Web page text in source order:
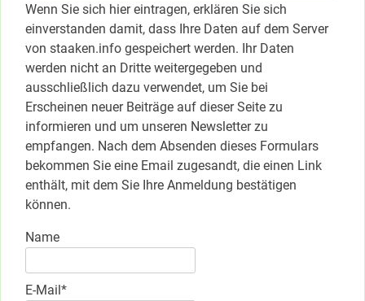
Wenn Sie sich hier eintragen, erklären Sie sich
einverstanden damit, dass Ihre Daten auf dem Server
von staaken.info gespeichert werden. Ihr Daten
werden nicht an Dritte weitergegeben und
ausschließlich dazu verwendet, um Sie bei
Erscheinen neuer Beiträge auf dieser Seite zu
informieren und um unseren Newsletter zu
empfangen. Nach dem Absenden dieses Formulars
bekommen Sie eine Email zugesandt, die einen Link
enthält, mit dem Sie Ihre Anmeldung bestätigen
können.
Name
E-Mail*